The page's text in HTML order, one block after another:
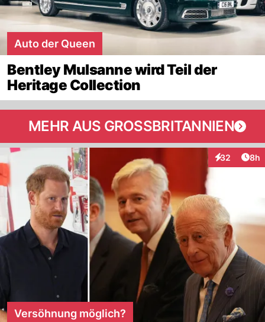
Auto der Queen
Bentley Mulsanne wird Teil der
Heritage Collection
MEHR AUS GROSSBRITANNIEN
32
Interaktionen
8h
Versöhnung möglich?